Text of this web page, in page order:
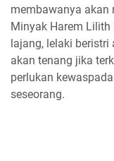
membawanya akan
Minyak Harem
lajang, lelaki
akan tenang jika
perlukan
seseorang.